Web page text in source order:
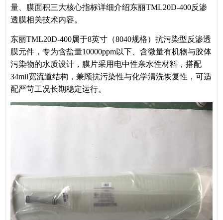
量、膜面积三大核心指标详细介绍东丽TML20D-400反渗
透膜相关技术内容。
东丽TML20D-400属于8英寸（8040规格）抗污染型反渗透
膜元件，专为含盐量10000ppm以下、含微量有机物与胶体
污染物的水质设计，膜片采用电中性亲水性材料，搭配
34mil宽流道结构，兼顾抗污染性与化学清洗恢复性，可适
配严苛工况长期稳定运行。